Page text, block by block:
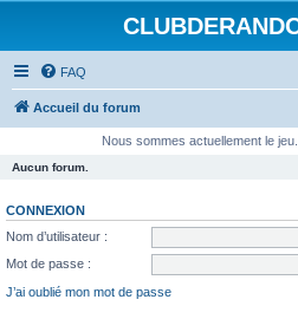
FAQ
Accueil du forum
Nous sommes actuellement le
Aucun forum.
CONNEXION
Nom d’utilisateur :
Mot de passe :
J’ai oublié mon mot de passe